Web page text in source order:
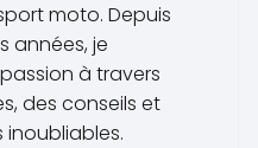
moto. Depuis
années, je
à travers
des conseils et